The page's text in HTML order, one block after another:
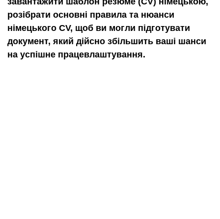
розібрати основні правила та нюанси
німецького CV, щоб ви могли підготувати
документ, який дійсно збільшить ваші шанси
на успішне працевлаштування.